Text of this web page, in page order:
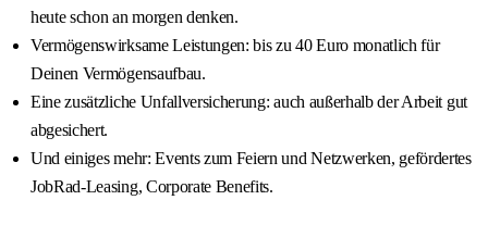
heute schon an morgen denken.
Vermögenswirksame Leistungen: bis zu 40 Euro monatlich für
Deinen Vermögensaufbau.
Eine zusätzliche Unfallversicherung: auch außerhalb der Arbeit gut
abgesichert.
Und einiges mehr: Events zum Feiern und Netzwerken, gefördertes
JobRad-Leasing, Corporate Benefits.